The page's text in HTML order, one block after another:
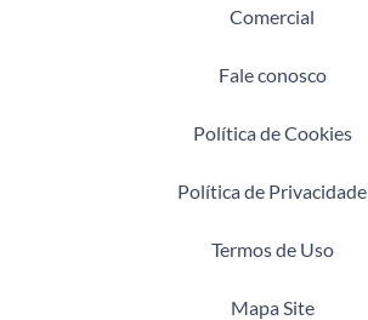
Comercial
Fale conosco
Política de Cookies
Política de Privacidade
Termos de Uso
Mapa Site